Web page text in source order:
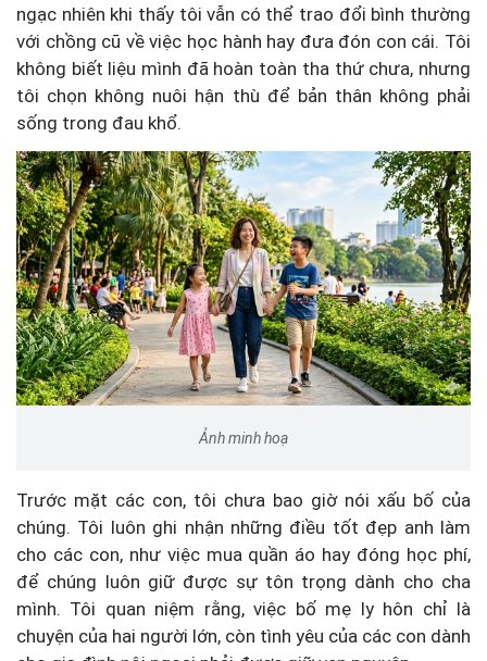
ngạc nhiên khi thấy tôi vẫn có thể trao đổi bình thường
với chồng cũ về việc học hành hay đưa đón con cái. Tôi
không biết liệu mình đã hoàn toàn tha thứ chưa, nhưng
tôi chọn không nuôi hận thù để bản thân không phải
sống trong đau khổ.
Ảnh minh hoạ
Trước mặt các con, tôi chưa bao giờ nói xấu bố của
chúng. Tôi luôn ghi nhận những điều tốt đẹp anh làm
cho các con, như việc mua quần áo hay đóng học phí,
để chúng luôn giữ được sự tôn trọng dành cho cha
mình. Tôi quan niệm rằng, việc bố mẹ ly hôn chỉ là
chuyện của hai người lớn, còn tình yêu của các con dành